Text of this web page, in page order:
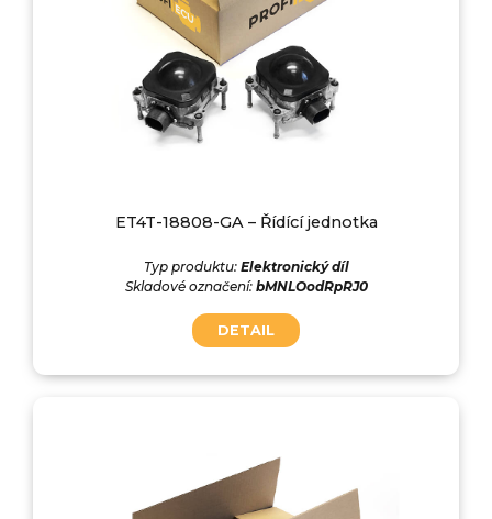
ET4T-18808-GA – Řídící jednotka
Typ produktu: Elektronický díl
Skladové označení: bMNLOodRpRJ0
DETAIL